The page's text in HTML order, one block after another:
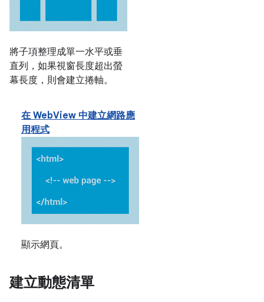
將子項整理成單一水平或垂
直列，如果視窗長度超出螢
幕長度，則會建立捲軸。
在 WebView 中建立網路應
用程式
顯示網頁。
建立動態清單